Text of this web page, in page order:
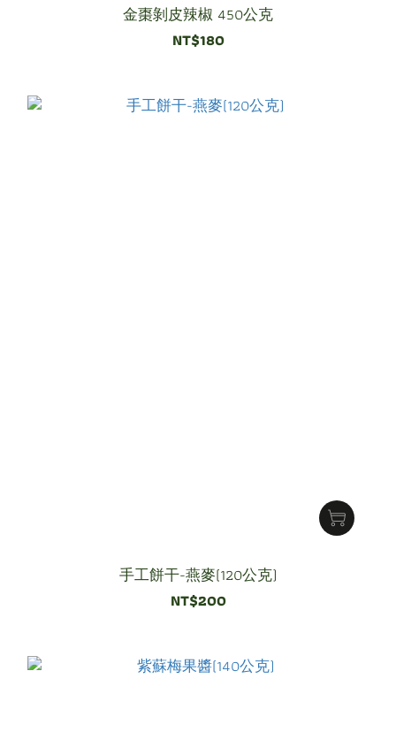
金棗剝皮辣椒 450公克
NT$180
手工餅干-燕麥(120公克)
NT$200